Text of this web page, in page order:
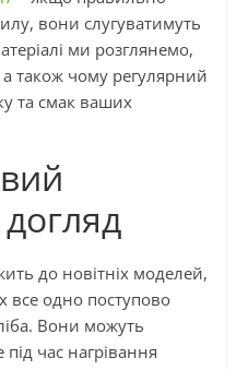
вони слугуватимуть
ми розглянемо,
також чому регулярний
та смак ваших
до новітніх моделей,
все одно поступово
Вони можуть
час нагрівання